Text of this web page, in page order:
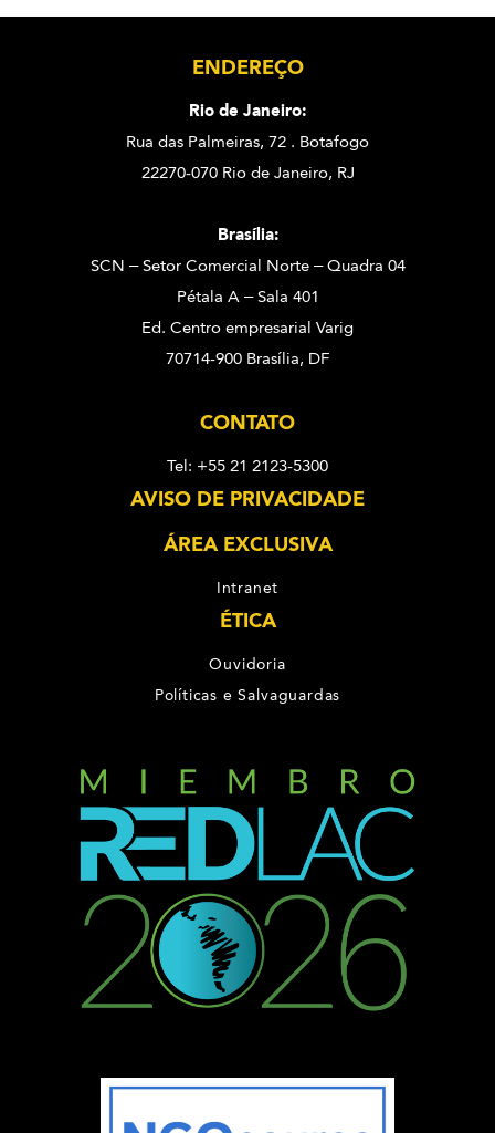
ENDEREÇO
Rio de Janeiro:
Rua das Palmeiras, 72 . Botafogo
22270-070 Rio de Janeiro, RJ
Brasília:
SCN – Setor Comercial Norte – Quadra 04
Pétala A – Sala 401
Ed. Centro empresarial Varig
70714-900 Brasília, DF
CONTATO
Tel: +55 21 2123-5300
AVISO DE PRIVACIDADE
ÁREA EXCLUSIVA
Intranet
ÉTICA
Ouvidoria
Políticas e Salvaguardas